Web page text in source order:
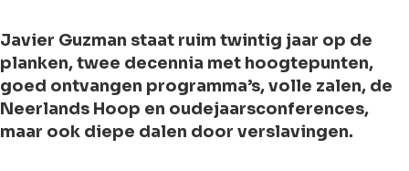
Javier Guzman staat ruim twintig jaar op de
planken, twee decennia met hoogtepunten,
goed ontvangen programma’s, volle zalen, de
Neerlands Hoop en oudejaarsconferences,
maar ook diepe dalen door verslavingen.